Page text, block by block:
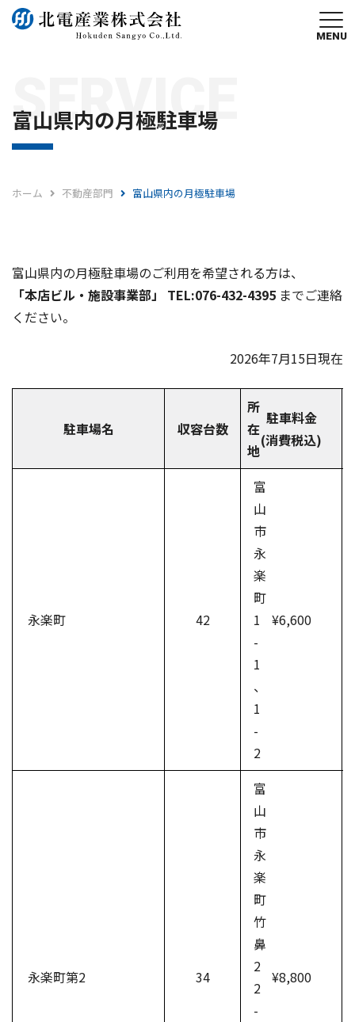
MENU
SERVICE
富山県内の月極駐車場
ホーム 不動産部門 富山県内の月極駐車場
富山県内の月極駐車場のご利用を希望される方は、
「本店ビル・施設事業部」 TEL:076-432-4395 までご連絡
ください。
2026年7月15日現在
駐車場名 収容台数
所
在
地
駐車料金
(消費税込)
永楽町 42
富
山
市
永
楽
町
1
-
1
、
1
-
2
¥6,600
永楽町第2 34
富
山
市
永
楽
町
竹
鼻
2
2
-
¥8,800